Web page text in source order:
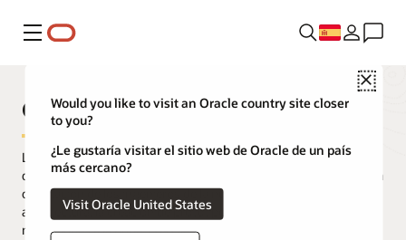
Menú
Close
Would you like to visit an Oracle country site closer
to you?
¿Le gustaría visitar el sitio web de Oracle de un país
más cercano?
Visit Oracle United States
Oracle Cloud Lift Services
Los clientes más exitosos recurren a especialistas en la nube
desde el primer momento. Oracle Cloud Lift Services proporciona
orientación de los ingenieros de la nube sobre la planificación, la
arquitectura, la creación de prototipos y la gestión de
migraciones a la nube. Los clientes pueden mover cargas de